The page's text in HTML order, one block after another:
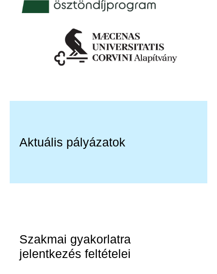
Aktuális pályázatok
Szakmai gyakorlatra
jelentkezés feltételei